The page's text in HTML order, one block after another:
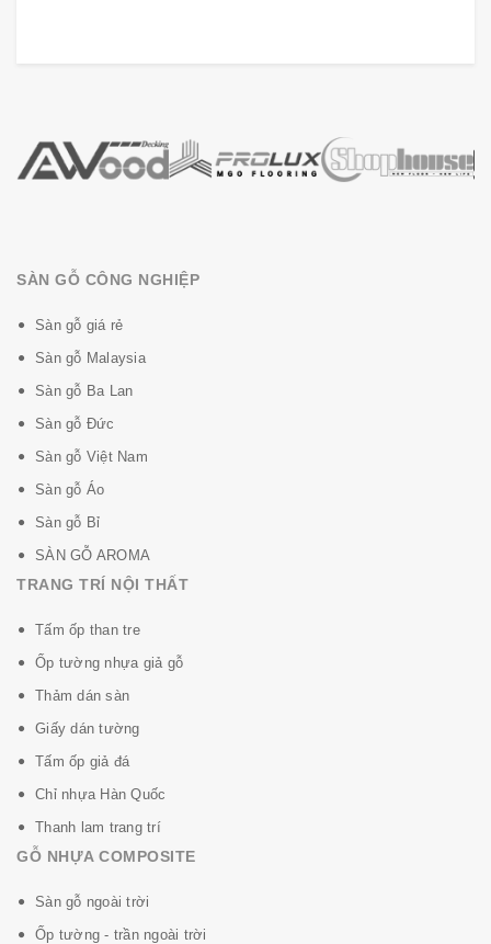
SÀN GỖ CÔNG NGHIỆP
Sàn gỗ giá rẻ
Sàn gỗ Malaysia
Sàn gỗ Ba Lan
Sàn gỗ Đức
Sàn gỗ Việt Nam
Sàn gỗ Áo
Sàn gỗ Bỉ
SÀN GỖ AROMA
TRANG TRÍ NỘI THẤT
Tấm ốp than tre
Ốp tường nhựa giả gỗ
Thảm dán sàn
Giấy dán tường
Tấm ốp giả đá
Chỉ nhựa Hàn Quốc
Thanh lam trang trí
GỖ NHỰA COMPOSITE
Sàn gỗ ngoài trời
Ốp tường - trần ngoài trời